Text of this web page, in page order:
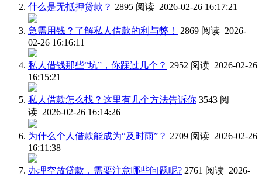
什么是无抵押贷款？ 2895 阅读 2026-02-26 16:17:21
急需用钱？了解私人借款的利与弊！
2869 阅读 2026-
02-26 16:16:11
私人借钱那些“坑”，你踩过几个？ 2952 阅读 2026-02-26
16:15:21
私人借款怎么找？这里有几个方法告诉你 3543 阅
读 2026-02-26 16:14:26
为什么个人借款能成为“及时雨”？ 2709 阅读 2026-02-26
16:11:38
办理空放贷款，需要注意哪些问题呢? 2761 阅读 2026-